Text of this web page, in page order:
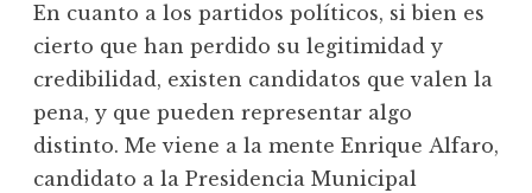
En cuanto a los partidos políticos, si bien es
cierto que han perdido su legitimidad y
credibilidad, existen candidatos que valen la
pena, y que pueden representar algo
distinto. Me viene a la mente Enrique Alfaro,
candidato a la Presidencia Municipal